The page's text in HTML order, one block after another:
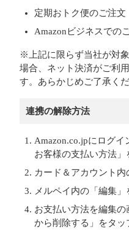
定期おトク便のご注文
Amazonビジネスでの
※上記に限らず当社が対
場合、ネット決済がご利
す。あらかじめご了承く
連携の解除方法
Amazon.co.jpにログイ
お客様の支払い方法」
カード＆アカウント内
メルペイ内の「編集」
お支払い方法を編集の
から削除する」をタッ